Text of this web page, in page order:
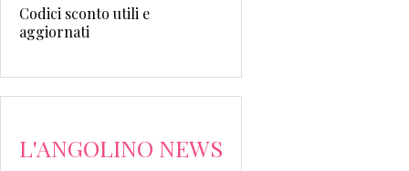
Codici sconto utili e
aggiornati
L'ANGOLINO NEWS